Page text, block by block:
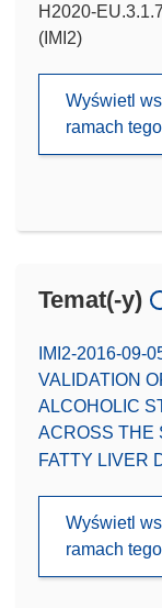
H2020-
(IMI2)
Wyświetl
ramach
Temat(-y)
IMI2-2016-09-
VALIDATION
ALCOHOLIC
ACROSS THE
FATTY LIVER
Wyświetl
ramach